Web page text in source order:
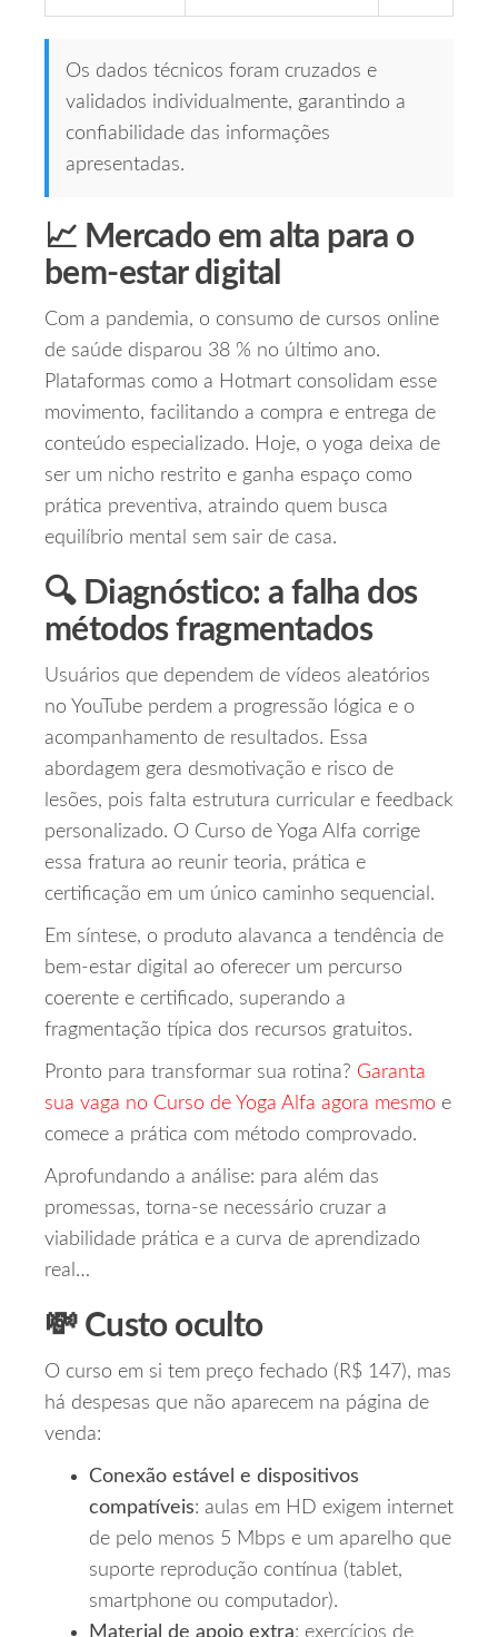
Os dados técnicos foram cruzados e
validados individualmente, garantindo a
confiabilidade das informações
apresentadas.
📈 Mercado em alta para o
bem‑estar digital
Com a pandemia, o consumo de cursos online
de saúde disparou 38 % no último ano.
Plataformas como a Hotmart consolidam esse
movimento, facilitando a compra e entrega de
conteúdo especializado. Hoje, o yoga deixa de
ser um nicho restrito e ganha espaço como
prática preventiva, atraindo quem busca
equilíbrio mental sem sair de casa.
🔍 Diagnóstico: a falha dos
métodos fragmentados
Usuários que dependem de vídeos aleatórios
no YouTube perdem a progressão lógica e o
acompanhamento de resultados. Essa
abordagem gera desmotivação e risco de
lesões, pois falta estrutura curricular e feedback
personalizado. O Curso de Yoga Alfa corrige
essa fratura ao reunir teoria, prática e
certificação em um único caminho sequencial.
Em síntese, o produto alavanca a tendência de
bem‑estar digital ao oferecer um percurso
coerente e certificado, superando a
fragmentação típica dos recursos gratuitos.
Pronto para transformar sua rotina? Garanta
sua vaga no Curso de Yoga Alfa agora mesmo e
comece a prática com método comprovado.
Aprofundando a análise: para além das
promessas, torna-se necessário cruzar a
viabilidade prática e a curva de aprendizado
real…
💸 Custo oculto
O curso em si tem preço fechado (R$ 147), mas
há despesas que não aparecem na página de
venda:
Conexão estável e dispositivos
compatíveis: aulas em HD exigem internet
de pelo menos 5 Mbps e um aparelho que
suporte reprodução contínua (tablet,
smartphone ou computador).
Material de apoio extra: exercícios de